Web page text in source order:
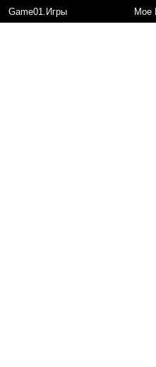
Game01.Игры Мое